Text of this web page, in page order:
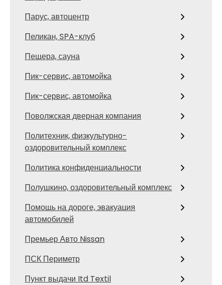
Парус, автоцентр
Пеликан, SPA-клуб
Пещера, сауна
Пик-сервис, автомойка
Пик-сервис, автомойка
Поволжская дверная компания
Политехник, физкультурно-
оздоровительный комплекс
Политика конфиденциальности
Полушкино, оздоровительный комплекс
Помощь на дороге, эвакуация
автомобилей
Премьер Авто Nissan
ПСК Периметр
Пункт выдачи Itd Textil